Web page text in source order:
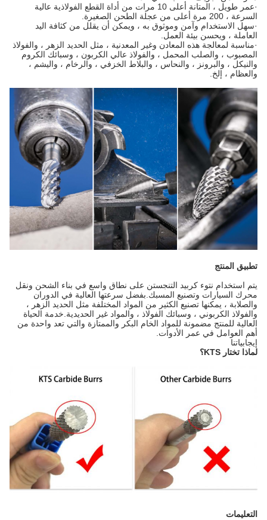
عمر طويل ، المتانة أعلى 10 مرات من أداة القطع الفولاذية عالية
السرعة ، 200 مرة أعلى من عجلة الطحن الصغيرة.
سهل الاستخدام وآمن وموثوق به ، ويمكن أن يقلل من كثافة اليد
العاملة ، ويحسن بيئة العمل.
مناسبة لمعالجة هذه المعادن وغير المعدنية ، مثل الحديد الزهر ، والفولاذ
المصبوب ، والصلب المحمل ، والفولاذ عالي الكربون ، وسبائك الكروم
والنيكل ، والبرونز ، والنحاس ، والبلاط الخزفي ، والرخام ، واليشم ،
والعظام ، إلخ.
تطبيق المنتج
يتم استخدام نتوء كربيد التنجستن على نطاق واسع في بناء الشحن ونقل
محرك السيارات وتصنيع المسبك.بفضل سرعتها العالية في الدوران
والصلابة ، يمكنها تصنيع الكثير من المواد المختلفة مثل الحديد الزهر ،
والفولاذ الكربوني ، وسبائك الفولاذ ، والمواد غير الحديدية.خدمة الحياة
العالية للمنتج مضمونة للمواد الخام البكر والممتازة والتي تعد واحدة من
أهم العوامل في عمر الأدوات.
إيجابياتنا
لماذا تختار KTS؟
التعليمات